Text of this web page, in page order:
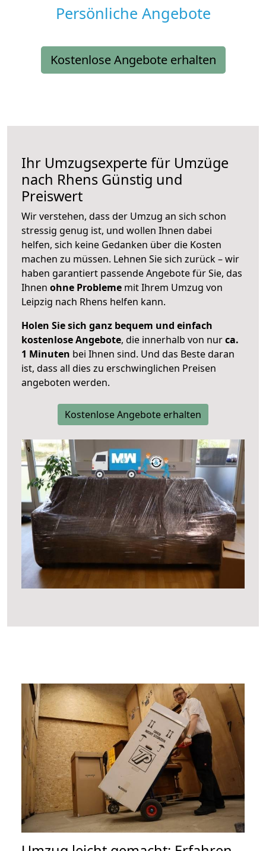
Persönliche Angebote
Kostenlose Angebote erhalten
Ihr Umzugsexperte für Umzüge
nach Rhens Günstig und
Preiswert
Wir verstehen, dass der Umzug an sich schon
stressig genug ist, und wollen Ihnen dabei
helfen, sich keine Gedanken über die Kosten
machen zu müssen. Lehnen Sie sich zurück – wir
haben garantiert passende Angebote für Sie, das
Ihnen ohne Probleme mit Ihrem Umzug von
Leipzig nach Rhens helfen kann.
Holen Sie sich ganz bequem und einfach
kostenlose Angebote, die innerhalb von nurca.
1 Minuten bei Ihnen sind. Und das Beste daran
ist, dass all dies zu erschwinglichen Preisen
angeboten werden.
Kostenlose Angebote erhalten